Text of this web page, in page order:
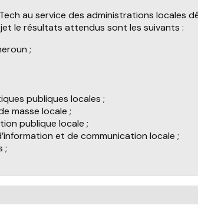
au service des administrations locales
le résultats attendus sont les suivants :
;
publiques locales ;
masse locale ;
publique locale ;
et de communication locale ;
;